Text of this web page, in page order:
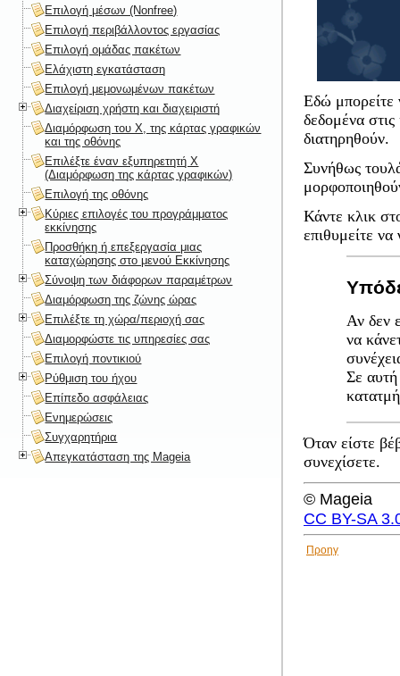
Εδώ μπορείτε
δεδομένα
διατηρηθούν.
Συνήθως
Κάντε κλικ
επιθυμείτε να
Αν δεν
να
Σε αυτή
Όταν είστε
συνεχίσετε.
© Mageia
CC BY-SA
Προηγ
Επιλογή μέσων (Nonfree)
Επιλογή περιβάλλοντος εργασίας
Επιλογή ομάδας πακέτων
Ελάχιστη εγκατάσταση
Επιλογή μεμονωμένων πακέτων
Διαχείριση χρήστη και διαχειριστή
Διαμόρφωση του X, της κάρτας γραφικών
και της οθόνης
Επιλέξτε έναν εξυπηρετητή X
(Διαμόρφωση της κάρτας γραφικών)
Επιλογή της οθόνης
Κύριες επιλογές του προγράμματος
εκκίνησης
Προσθήκη ή επεξεργασία μιας
καταχώρησης στο μενού Εκκίνησης
Σύνοψη των διάφορων παραμέτρων
Διαμόρφωση της ζώνης ώρας
Επιλέξτε τη χώρα/περιοχή σας
Διαμορφώστε τις υπηρεσίες σας
Επιλογή ποντικιού
Ρύθμιση του ήχου
Επίπεδο ασφάλειας
Ενημερώσεις
Συγχαρητήρια
Απεγκατάσταση της Mageia